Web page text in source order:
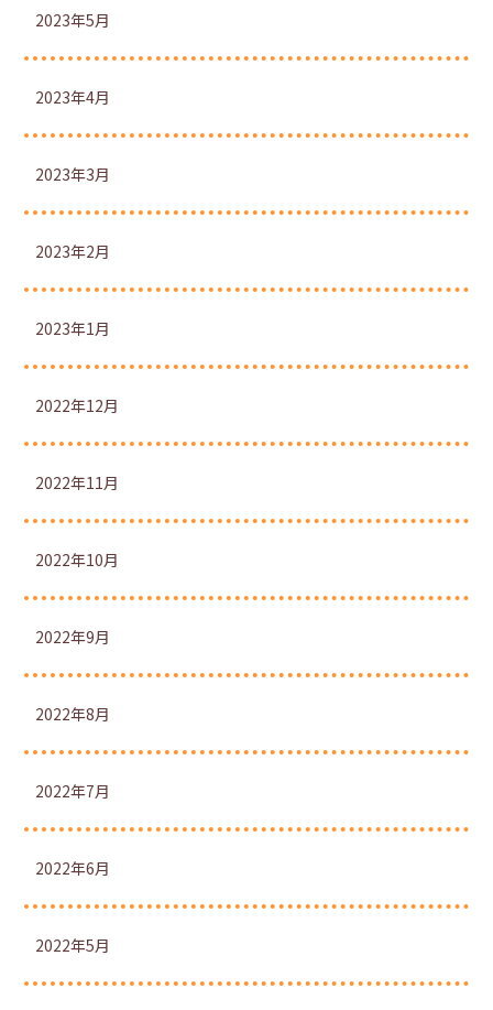
2023年5月
2023年4月
2023年3月
2023年2月
2023年1月
2022年12月
2022年11月
2022年10月
2022年9月
2022年8月
2022年7月
2022年6月
2022年5月